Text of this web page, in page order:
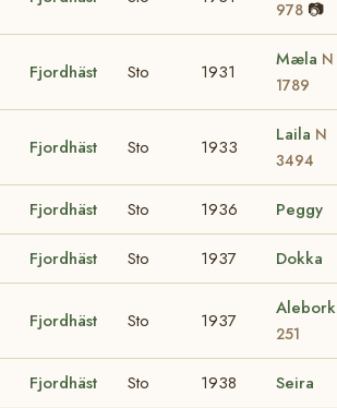
978 📷
Fjordhäst Sto 1931
Mæla N
1789
Fjordhäst Sto 1933
Laila N
3494
Fjordhäst Sto 1936 Peggy
Fjordhäst Sto 1937 Dokka
Fjordhäst Sto 1937
251
Fjordhäst Sto 1938 Seira